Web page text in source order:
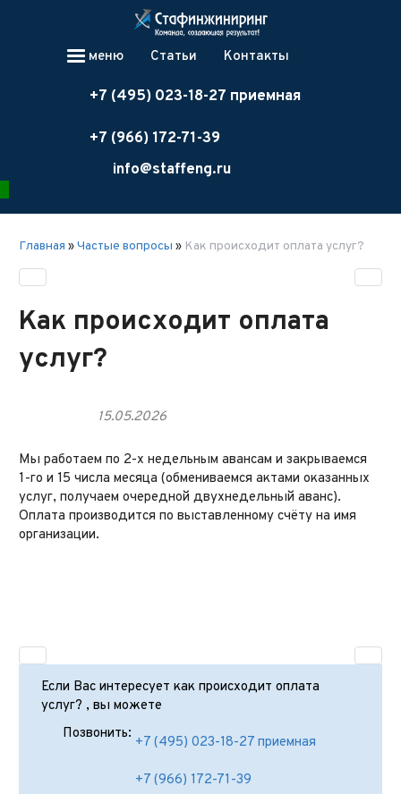
меню Статьи Контакты
+7 (495) 023-18-27 приемная
+7 (966) 172-71-39
info@staffeng.ru
Главная »Частые вопросы » Как происходит оплата услуг?
Как происходит оплата
услуг?
15.05.2026
Мы работаем по 2-х недельным авансам и закрываемся
1-го и 15 числа месяца (обмениваемся актами оказанных
услуг, получаем очередной двухнедельный аванс).
Оплата производится по выставленному счёту на имя
организации.
Если Вас интересует как происходит оплата
услуг? , вы можете
Позвонить:
+7 (495) 023-18-27 приемная
+7 (966) 172-71-39